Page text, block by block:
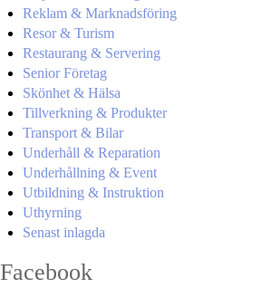
Reklam & Marknadsföring
Resor & Turism
Restaurang & Servering
Senior Företag
Skönhet & Hälsa
Tillverkning & Produkter
Transport & Bilar
Underhåll & Reparation
Underhållning & Event
Utbildning & Instruktion
Uthyrning
Senast inlagda
Facebook